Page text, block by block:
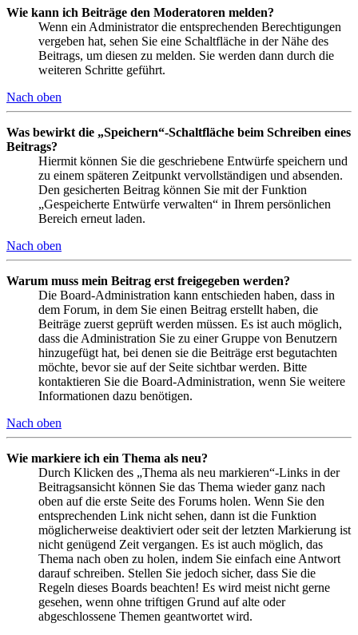
Wie kann ich Beiträge den Moderatoren melden?
Wenn ein Administrator die entsprechenden Berechtigungen
vergeben hat, sehen Sie eine Schaltfläche in der Nähe des
Beitrags, um diesen zu melden. Sie werden dann durch die
weiteren Schritte geführt.
Nach oben
Was bewirkt die „Speichern“-Schaltfläche beim Schreiben eines
Beitrags?
Hiermit können Sie die geschriebene Entwürfe speichern und
zu einem späteren Zeitpunkt vervollständigen und absenden.
Den gesicherten Beitrag können Sie mit der Funktion
„Gespeicherte Entwürfe verwalten“ in Ihrem persönlichen
Bereich erneut laden.
Nach oben
Warum muss mein Beitrag erst freigegeben werden?
Die Board-Administration kann entschieden haben, dass in
dem Forum, in dem Sie einen Beitrag erstellt haben, die
Beiträge zuerst geprüft werden müssen. Es ist auch möglich,
dass die Administration Sie zu einer Gruppe von Benutzern
hinzugefügt hat, bei denen sie die Beiträge erst begutachten
möchte, bevor sie auf der Seite sichtbar werden. Bitte
kontaktieren Sie die Board-Administration, wenn Sie weitere
Informationen dazu benötigen.
Nach oben
Wie markiere ich ein Thema als neu?
Durch Klicken des „Thema als neu markieren“-Links in der
Beitragsansicht können Sie das Thema wieder ganz nach
oben auf die erste Seite des Forums holen. Wenn Sie den
entsprechenden Link nicht sehen, dann ist die Funktion
möglicherweise deaktiviert oder seit der letzten Markierung ist
nicht genügend Zeit vergangen. Es ist auch möglich, das
Thema nach oben zu holen, indem Sie einfach eine Antwort
darauf schreiben. Stellen Sie jedoch sicher, dass Sie die
Regeln dieses Boards beachten! Es wird meist nicht gerne
gesehen, wenn ohne triftigen Grund auf alte oder
abgeschlossene Themen geantwortet wird.